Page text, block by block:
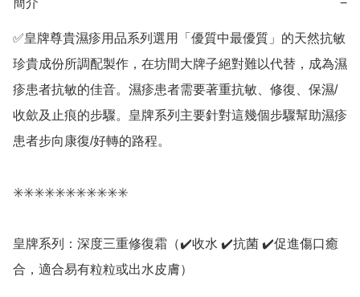
✅️皇牌尊貴濕疹用品系列選用「優質中最優質」的天然抗敏
珍貴成份所調配製作，在坊間大牌子絕對難以代替，成為濕
疹患者抗敏的佳音。濕疹患者需要著重抗敏、修復、保濕/
收歛及止痕的步驟。皇牌系列主要針對這幾個步驟幫助濕疹
患者步向康復/好轉的路程。
✳️✳️✳️✳️✳️✳️✳️✳️✳️✳️✳️
皇牌系列：深度三重修復霜（✔️收水 ✔️抗菌 ✔️促進傷口癒
合，適合易有粒粒或出水皮膚）